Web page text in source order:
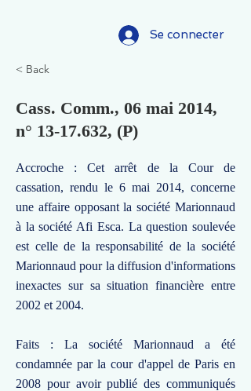
Se connecter
< Back
Cass. Comm., 06 mai 2014,
n° 13-17.632, (P)
Accroche : Cet arrêt de la Cour de
cassation, rendu le 6 mai 2014, concerne
une affaire opposant la société Marionnaud
à la société Afi Esca. La question soulevée
est celle de la responsabilité de la société
Marionnaud pour la diffusion d'informations
inexactes sur sa situation financière entre
2002 et 2004.
Faits : La société Marionnaud a été
condamnée par la cour d'appel de Paris en
2008 pour avoir publié des communiqués